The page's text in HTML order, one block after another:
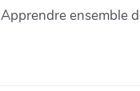
Apprendre ensemble